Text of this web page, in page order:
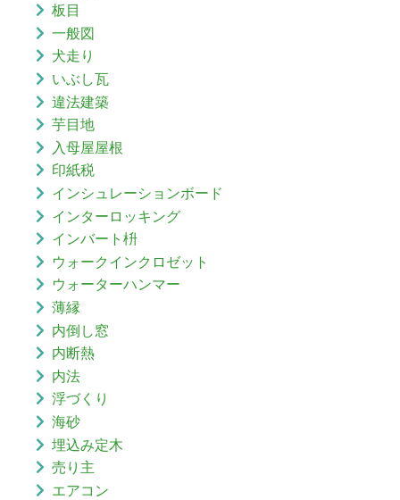
板目
一般図
犬走り
いぶし瓦
違法建築
芋目地
入母屋屋根
印紙税
インシュレーションボード
インターロッキング
インバート枡
ウォークインクロゼット
ウォーターハンマー
薄縁
内倒し窓
内断熱
内法
浮づくり
海砂
埋込み定木
売り主
エアコン